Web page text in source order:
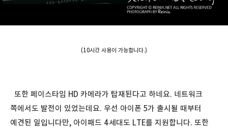
(10시간 사용이 가능합니다.)
또한 페이스타임 HD 카메라가 탑재된다고 하네요. 네트워크
쪽에서도 발전이 있었는데요. 우선 아이폰 5가 출시될 때부터
예견된 일입니다만, 아이패드 4세대도 LTE를 지원합니다. 또한